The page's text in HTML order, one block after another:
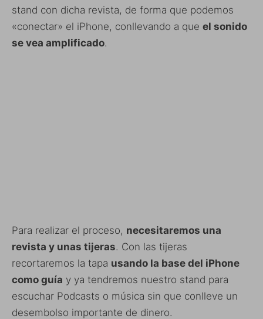
stand con dicha revista, de forma que podemos
«conectar» el iPhone, conllevando a que el sonido
se vea amplificado.
Para realizar el proceso, necesitaremos una
revista y unas tijeras. Con las tijeras
recortaremos la tapa usando la base del iPhone
como guía y ya tendremos nuestro stand para
escuchar Podcasts o música sin que conlleve un
desembolso importante de dinero.